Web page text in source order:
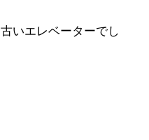
いエレベーターでし